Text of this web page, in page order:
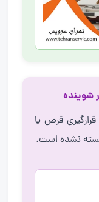
قرص یا
نشده است.